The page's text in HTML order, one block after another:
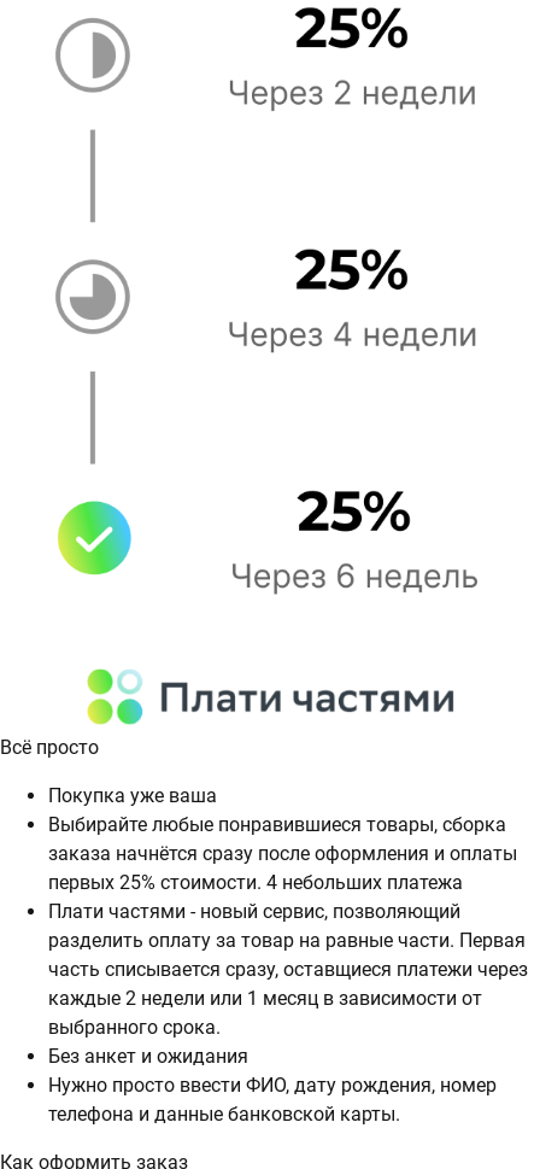
Всё просто
Покупка уже ваша
Выбирайте любые понравившиеся товары, сборка
заказа начнётся сразу после оформления и оплаты
первых 25% стоимости. 4 небольших платежа
Плати частями - новый сервис, позволяющий
разделить оплату за товар на равные части. Первая
часть списывается сразу, оставщиеся платежи через
каждые 2 недели или 1 месяц в зависимости от
выбранного срока.
Без анкет и ожидания
Нужно просто ввести ФИО, дату рождения, номер
телефона и данные банковской карты.
Как оформить заказ